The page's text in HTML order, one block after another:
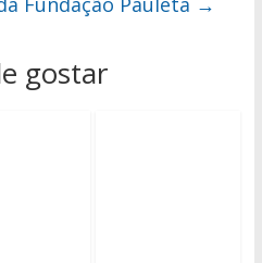
gostar